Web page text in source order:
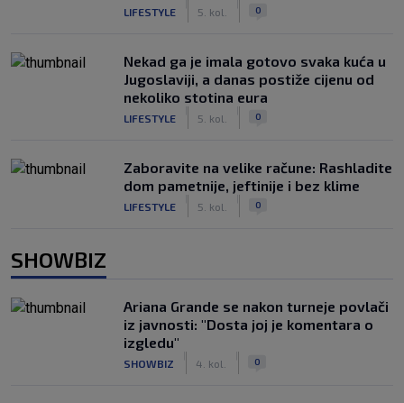
LIFESTYLE 5. kol. 0
Nekad ga je imala gotovo svaka kuća u
Jugoslaviji, a danas postiže cijenu od
nekoliko stotina eura
LIFESTYLE 5. kol. 0
Zaboravite na velike račune: Rashladite
dom pametnije, jeftinije i bez klime
LIFESTYLE 5. kol. 0
SHOWBIZ
Ariana Grande se nakon turneje povlači
iz javnosti: "Dosta joj je komentara o
izgledu"
SHOWBIZ 4. kol. 0